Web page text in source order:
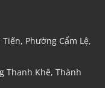
Phường Cẩm Lệ,
Thanh Khê, Thành